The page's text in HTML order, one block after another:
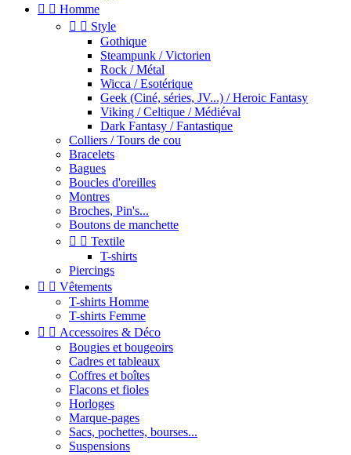
  Homme
  Style
Gothique
Steampunk / Victorien
Rock / Métal
Wicca / Esotérique
Geek (Ciné, séries, JV...) / Heroic Fantasy
Viking / Celtique / Médiéval
Dark Fantasy / Fantastique
Colliers / Tours de cou
Bracelets
Bagues
Boucles d'oreilles
Montres
Broches, Pin's...
Boutons de manchette
  Textile
T-shirts
Piercings
  Vêtements
T-shirts Homme
T-shirts Femme
  Accessoires & Déco
Bougies et bougeoirs
Cadres et tableaux
Coffres et boîtes
Flacons et fioles
Horloges
Marque-pages
Sacs, pochettes, bourses...
Suspensions